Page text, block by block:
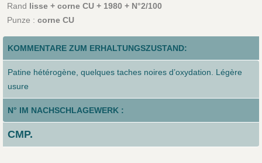
Rand lisse + corne CU + 1980 + N°2/100
Punze : corne CU
KOMMENTARE ZUM ERHALTUNGSZUSTAND:
Patine hétérogène, quelques taches noires d’oxydation. Légère
usure
N° IM NACHSCHLAGEWERK :
CMP.